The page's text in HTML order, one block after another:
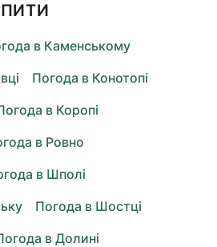
в Каменському
Погода в Конотопі
в Коропі
в Ровно
в Шполі
Погода в Шостці
в Долині